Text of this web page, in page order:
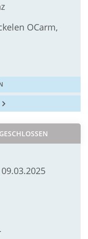
OCarm,
09.03.2025